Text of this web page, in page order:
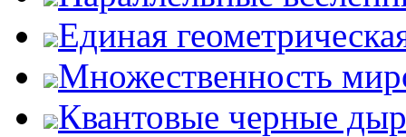
Единая
Множественность
Квантовые черные